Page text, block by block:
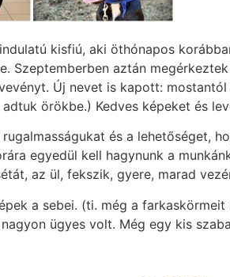
kisfiú, aki öthónapos
Szeptemberben aztán
Új nevet is kapott:
örökbe.) Kedves képeket és
és a lehetőséget,
egyedül kell hagynunk a
az ül, fekszik, gyere, marad
a sebei. (ti. még a
ügyes volt. Még egy kis